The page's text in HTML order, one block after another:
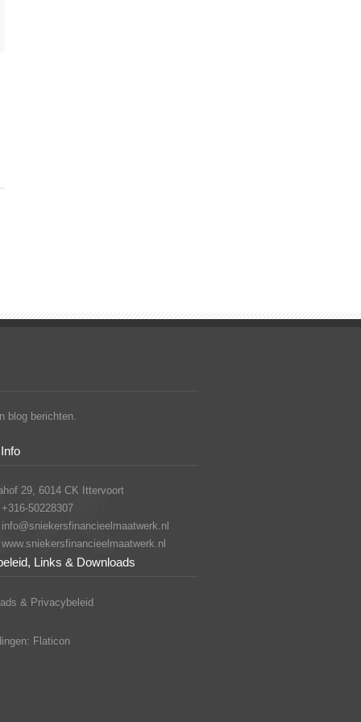
blog berichten.
29, 6014 CK Ittervoort
+316-50228307
info@sniekersfinancieelmaatwerk.nl
www.sniekersfinancieelmaatwerk.nl
Links & Downloads
& Privacybeleid
Flaticon